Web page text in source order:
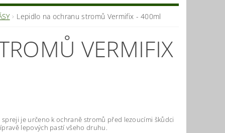
Lepidlo na ochranu stromů Vermifix - 400ml
VERMIFIX
spreji je určeno k ochraně stromů před lezoucími škůdci
lepových pastí všeho druhu.